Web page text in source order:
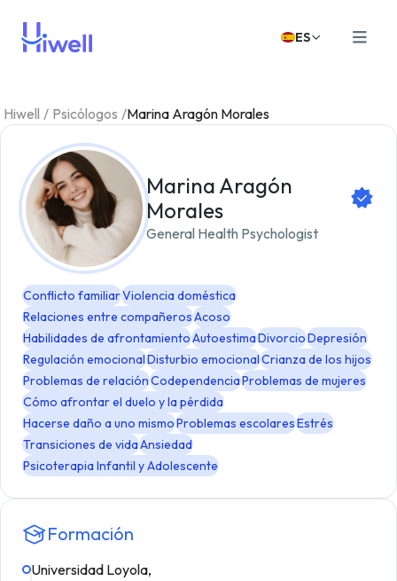
ES
Hiwell / Psicólogos /Marina Aragón Morales
Marina Aragón
Morales
General Health Psychologist
Conflicto familiarViolencia doméstica
Relaciones entre compañerosAcoso
Habilidades de afrontamientoAutoestimaDivorcioDepresión
Regulación emocionalDisturbio emocionalCrianza de los hijos
Problemas de relaciónCodependenciaProblemas de mujeres
Cómo afrontar el duelo y la pérdida
Hacerse daño a uno mismoProblemas escolaresEstrés
Transiciones de vidaAnsiedad
Psicoterapia Infantil y Adolescente
Formación
Universidad Loyola,